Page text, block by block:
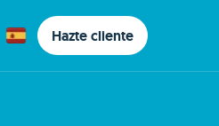
Hazte cliente